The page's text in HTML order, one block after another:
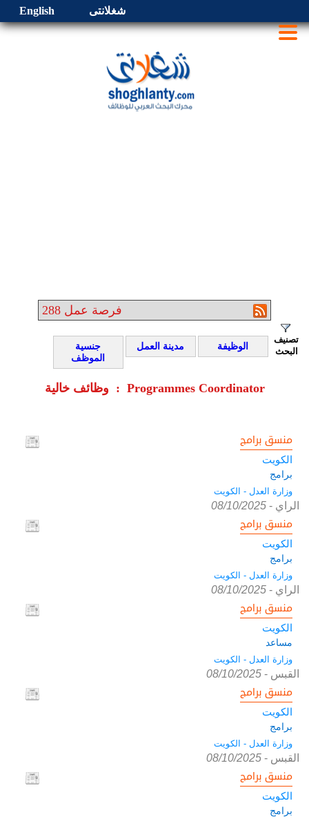
شغلانتى English
288 فرصة عمل
تصنيف
البحث
الوظيفة مدينة العمل
جنسية
الموظف
وظائف خالية : Programmes Coordinator
منسق برامج
الكويت
برامج
وزارة العدل - الكويت
الراي -
08/10/2025
منسق برامج
الكويت
برامج
وزارة العدل - الكويت
الراي -
08/10/2025
منسق برامج
الكويت
مساعد
وزارة العدل - الكويت
القبس -
08/10/2025
منسق برامج
الكويت
برامج
وزارة العدل - الكويت
القبس -
08/10/2025
منسق برامج
الكويت
برامج